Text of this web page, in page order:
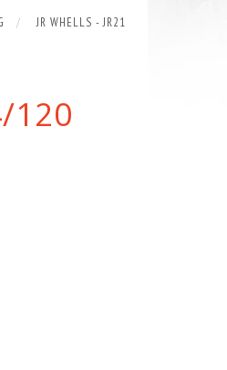
JR WHELLS - JR21
120